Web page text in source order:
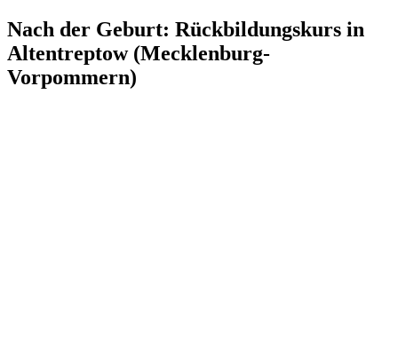
Nach der Geburt: Rückbildungskurs in
Altentreptow (Mecklenburg-
Vorpommern)